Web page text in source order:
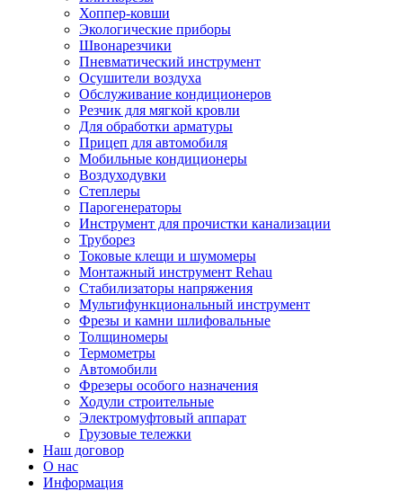
Хоппер-ковши
Экологические приборы
Швонарезчики
Пневматический инструмент
Осушители воздуха
Обслуживание кондиционеров
Резчик для мягкой кровли
Для обработки арматуры
Прицеп для автомобиля
Мобильные кондиционеры
Воздуходувки
Степлеры
Парогенераторы
Инструмент для прочистки канализации
Труборез
Токовые клещи и шумомеры
Монтажный инструмент Rehau
Стабилизаторы напряжения
Мультифункциональный инструмент
Фрезы и камни шлифовальные
Толщиномеры
Термометры
Автомобили
Фрезеры особого назначения
Ходули строительные
Электромуфтовый аппарат
Грузовые тележки
Наш договор
О нас
Информация